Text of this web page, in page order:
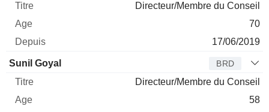
Directeur/Membre du Conseil
70
17/06/2019
Sunil Goyal BRD
Directeur/Membre du Conseil
58